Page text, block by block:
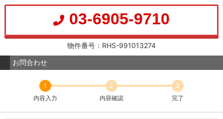
03-6905-9710
物件番号：RHS-991013274
お問合わせ
1
内容入力
2
内容確認
3
完了